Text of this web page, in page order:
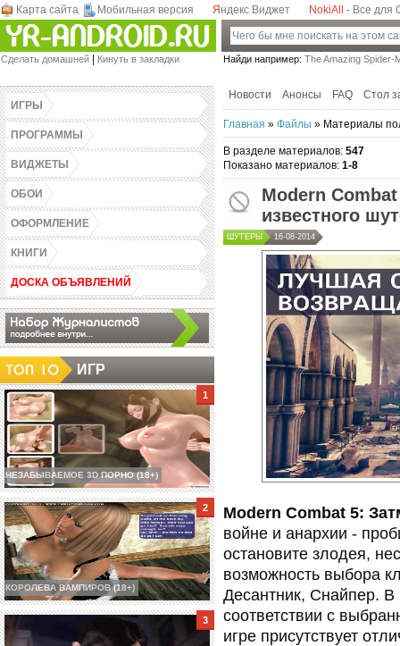
Карта сайта Мобильная версия Яндекс Виджет NokiAll - Все для
Games-Androidz.Ru - Скачать программы,
бесплатно! Весь софт в одном месте.
Найди например: The Amazing
Сделать домашней Кинуть в закладки
ИГРЫ
ПРОГРАММЫ
ВИДЖЕТЫ
ОБОИ
ОФОРМЛЕНИЕ
КНИГИ
ДОСКА ОБЪЯВЛЕНИЙ
ИГР
НЕЗАБЫВАЕМОЕ 3D ПОРНО (18+)
КОРОЛЕВА ВАМПИРОВ (18+)
Новости Анонсы FAQ Стол
Главная » Файлы » Материалы
В разделе материалов: 547
Показано материалов: 1-8
Modern
известного
ШУТЕРЫ 16-08-2014
Modern Combat 5:
войне и анархии -
остановите злодея,
возможность выбора
Десантник, Снайпер.
соответствии с
игре присутствует